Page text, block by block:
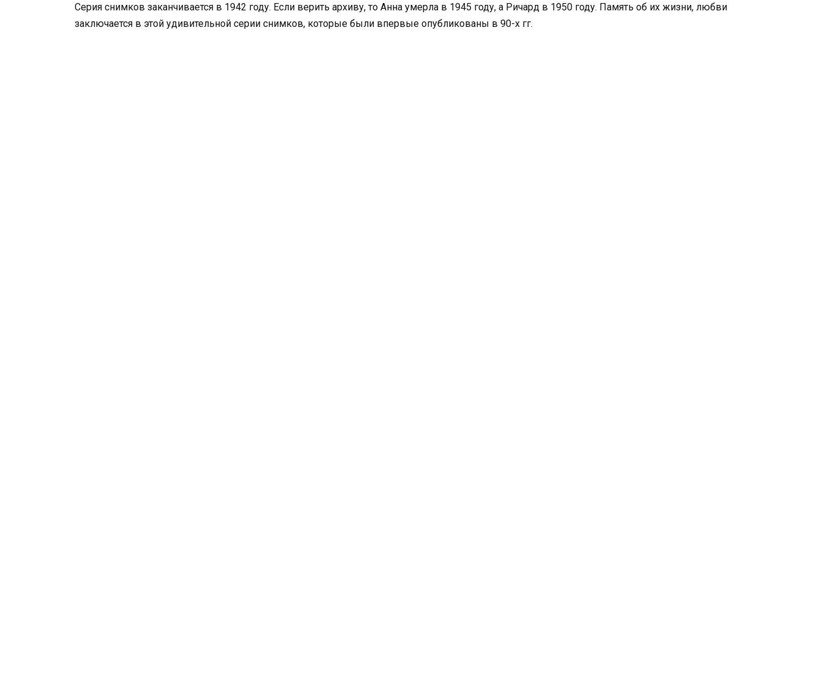
Серия снимков заканчивается в 1942 году. Если верить архиву, то Анна умерла в 1945 году, а Ричард в 1950 году. Память об их жизни, любви
заключается в этой удивительной серии снимков, которые были впервые опубликованы в 90-х гг.